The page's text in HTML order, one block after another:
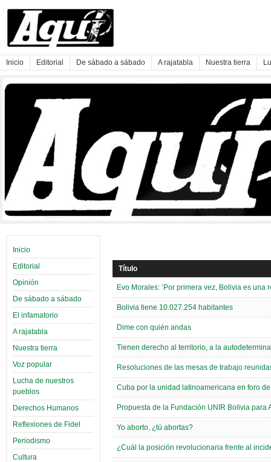
Inicio Editorial De sábado a sábado A rajatabla Nuestra tierra
Inicio
Editorial
Opinión
De sábado a sábado
El infamatorio
A rajatabla
Nuestra tierra
Voz popular
Lucha de nuestros
pueblos
Derechos Humanos
Reflexiones de Fidel
Periodismo
Cultura
Título
Evo Morales: ‘Por primera vez, Bolivia es una
Bolivia tiene 10.027.254 habitantes
Dime con quién andas
Tienen derecho al territorio, a la
Resoluciones de las mesas de trabajo
Cuba por la unidad latinoamericana en foro
Propuesta de la Fundación UNIR Bolivia para
Yo aborto, ¿tú abortas?
¿Cuál la posición revolucionaria frente al